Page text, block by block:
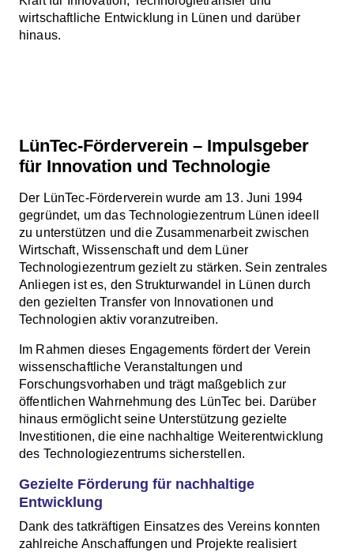
wirtschaftliche Entwicklung in Lünen und darüber
hinaus.
LünTec-Förderverein – Impulsgeber
für Innovation und Technologie
Der LünTec-Förderverein wurde am 13. Juni 1994
gegründet, um das Technologiezentrum Lünen ideell
zu unterstützen und die Zusammenarbeit zwischen
Wirtschaft, Wissenschaft und dem Lüner
Technologiezentrum gezielt zu stärken. Sein zentrales
Anliegen ist es, den Strukturwandel in Lünen durch
den gezielten Transfer von Innovationen und
Technologien aktiv voranzutreiben.
Im Rahmen dieses Engagements fördert der Verein
wissenschaftliche Veranstaltungen und
Forschungsvorhaben und trägt maßgeblich zur
öffentlichen Wahrnehmung des LünTec bei. Darüber
hinaus ermöglicht seine Unterstützung gezielte
Investitionen, die eine nachhaltige Weiterentwicklung
des Technologiezentrums sicherstellen.
Gezielte Förderung für nachhaltige
Entwicklung
Dank des tatkräftigen Einsatzes des Vereins konnten
zahlreiche Anschaffungen und Projekte realisiert